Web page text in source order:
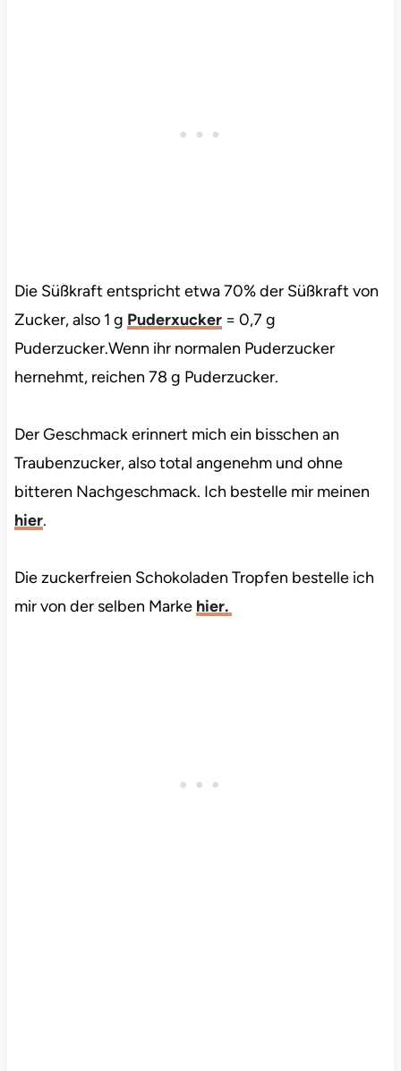
Die Süßkraft entspricht etwa 70% der Süßkraft von
Zucker, also 1 g Puderxucker= 0,7 g
Puderzucker.Wenn ihr normalen Puderzucker
hernehmt, reichen 78 g Puderzucker.
Der Geschmack erinnert mich ein bisschen an
Traubenzucker, also total angenehm und ohne
bitteren Nachgeschmack. Ich bestelle mir meinen
hier.
Die zuckerfreien Schokoladen Tropfen bestelle ich
mir von der selben Marke hier.